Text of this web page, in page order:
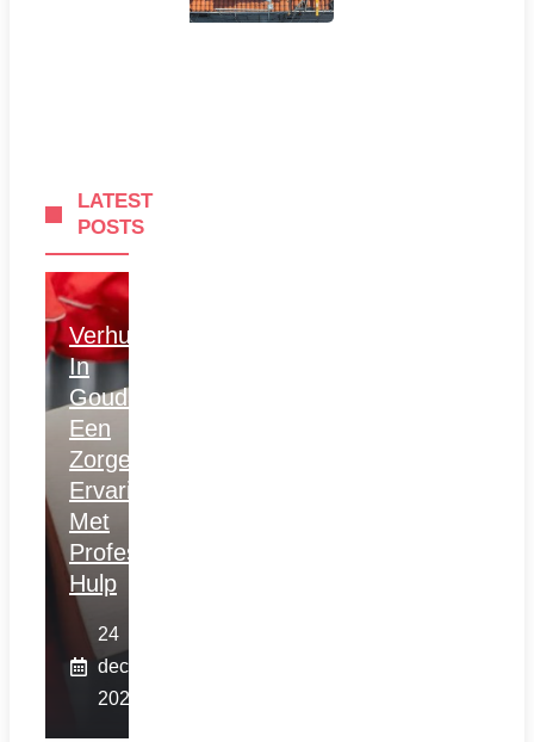
LATEST
POSTS
Verhuizen
In
Gouda:
Een
Zorgeloze
Ervaring
Met
Professionele
Hulp
24
december
2025